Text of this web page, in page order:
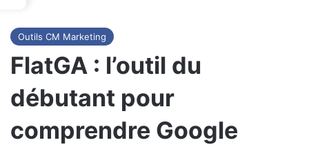
Outils CM Marketing
FlatGA : l’outil du
débutant pour
comprendre Google